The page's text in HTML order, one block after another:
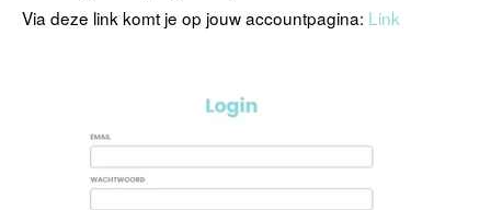
Via deze link komt je op jouw accountpagina: Link